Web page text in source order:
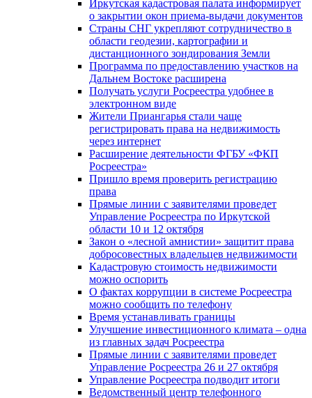
Иркутская кадастровая палата информирует
о закрытии окон приема-выдачи документов
Страны СНГ укрепляют сотрудничество в
области геодезии, картографии и
дистанционного зондирования Земли
Программа по предоставлению участков на
Дальнем Востоке расширена
Получать услуги Росреестра удобнее в
электронном виде
Жители Приангарья стали чаще
регистрировать права на недвижимость
через интернет
Расширение деятельности ФГБУ «ФКП
Росреестра»
Пришло время проверить регистрацию
права
Прямые линии с заявителями проведет
Управление Росреестра по Иркутской
области 10 и 12 октября
Закон о «лесной амнистии» защитит права
добросовестных владельцев недвижимости
Кадастровую стоимость недвижимости
можно оспорить
О фактах коррупции в системе Росреестра
можно сообщить по телефону
Время устанавливать границы
Улучшение инвестиционного климата – одна
из главных задач Росреестра
Прямые линии с заявителями проведет
Управление Росреестра 26 и 27 октября
Управление Росреестра подводит итоги
Ведомственный центр телефонного